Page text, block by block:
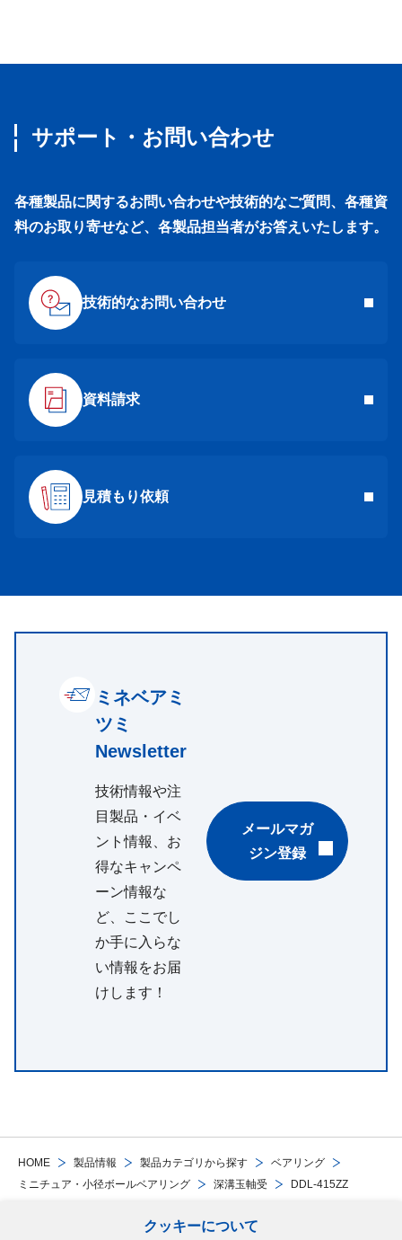
クッキーについて
HOME 製品情報 製品カテゴリから探す
ベアリング
ミニチュア・小径ボールベアリング
深溝玉軸受 DDL-415ZZ
サポート・お問い合わせ
各種製品に関するお問い合わせや技術的なご質問、各種資
料のお取り寄せなど、各製品担当者がお答えいたします。
技術的なお問い合わせ
資料請求
見積もり依頼
ミネベアミ
ツミ
Newsletter
技術情報や注
目製品・イベ
ント情報、お
得なキャンペ
ーン情報な
ど、ここでし
か手に入らな
い情報をお届
けします！
メールマガ
ジン登録